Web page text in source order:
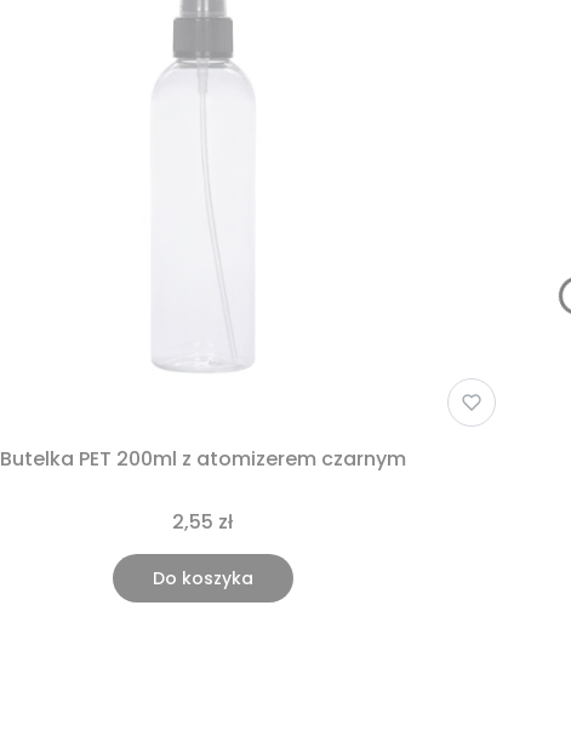
Butelka PET 200ml z atomizerem czarnym
2,55 zł
Do koszyka